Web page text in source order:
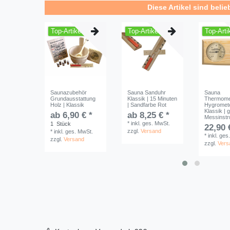
Diese Artikel sind
Top-Artikel
Saunazubehör
Grundausstattung
Holz | Klassik
ab 6,90 € *
1
Stück
*inkl. ges. MwSt.
zzgl.Versand
Top-Artikel
Sauna Sanduhr
Klassik | 15 Minuten
| Sandfarbe Rot
ab 8,25 € *
*inkl. ges. MwSt.
zzgl.Versand
Top-
Sauna
Klassik |
22,90
*inkl.
zzgl.